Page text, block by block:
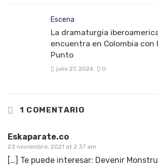
Escena
La dramaturgia
encuentra en Colombia con
Punto
julio 27, 2026 0
1 COMENTARIO
Eskaparate.co
23 noviembre, 2021 at 2:37 am
[…] Te puede interesar: Devenir